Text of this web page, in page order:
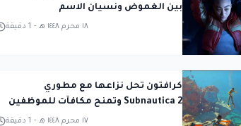
بين الغموض ونسيان الاسم
1 دقيقة - ١٨ محرم ١٤٤٨ هـ
كرافتون تحل نزاعها مع مطوري
Subnautica 2 وتمنح مكافآت للموظفين
1 دقيقة - ١٧ محرم ١٤٤٨ هـ